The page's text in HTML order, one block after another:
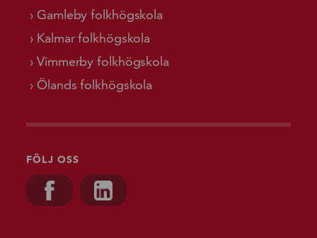
Gamleby folkhögskola
Kalmar folkhögskola
Vimmerby folkhögskola
Ölands folkhögskola
FÖLJ OSS
Besök oss på, Facebook
Besök oss på, Linkedin